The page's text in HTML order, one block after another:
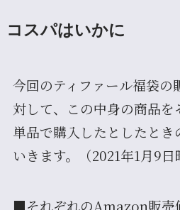
コスパはいかに
今回のティファール福袋の
対して、この中身の商品を
単品で購入したとしたとき
いきます。（2021年1月9日
■それぞれのAmazon販売